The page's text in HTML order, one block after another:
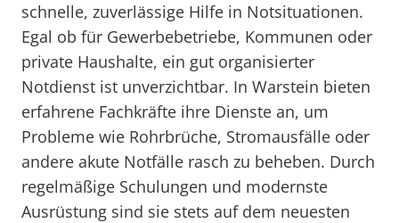
schnelle, zuverlässige Hilfe in Notsituationen.
Egal ob für Gewerbebetriebe, Kommunen oder
private Haushalte, ein gut organisierter
Notdienst ist unverzichtbar. In Warstein bieten
erfahrene Fachkräfte ihre Dienste an, um
Probleme wie Rohrbrüche, Stromausfälle oder
andere akute Notfälle rasch zu beheben. Durch
regelmäßige Schulungen und modernste
Ausrüstung sind sie stets auf dem neuesten